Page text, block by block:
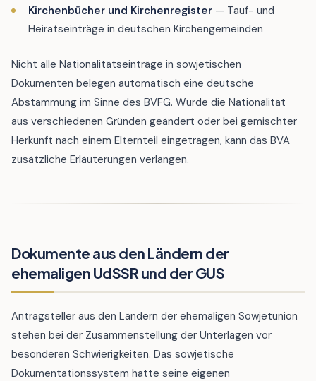
Kirchenbücher und Kirchenregister — Tauf- und
Heiratseinträge in deutschen Kirchengemeinden
Nicht alle Nationalitätseinträge in sowjetischen
Dokumenten belegen automatisch eine deutsche
Abstammung im Sinne des BVFG. Wurde die Nationalität
aus verschiedenen Gründen geändert oder bei gemischter
Herkunft nach einem Elternteil eingetragen, kann das BVA
zusätzliche Erläuterungen verlangen.
Dokumente aus den Ländern der
ehemaligen UdSSR und der GUS
Antragsteller aus den Ländern der ehemaligen Sowjetunion
stehen bei der Zusammenstellung der Unterlagen vor
besonderen Schwierigkeiten. Das sowjetische
Dokumentationssystem hatte seine eigenen